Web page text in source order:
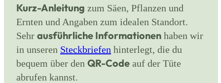
Kurz-Anleitung zum Säen, Pflanzen und
Ernten und Angaben zum idealen Standort.
Sehr ausführliche Informationen haben wir
in unseren Steckbriefen hinterlegt, die du
bequem über den QR-Code auf der Tüte
abrufen kannst.